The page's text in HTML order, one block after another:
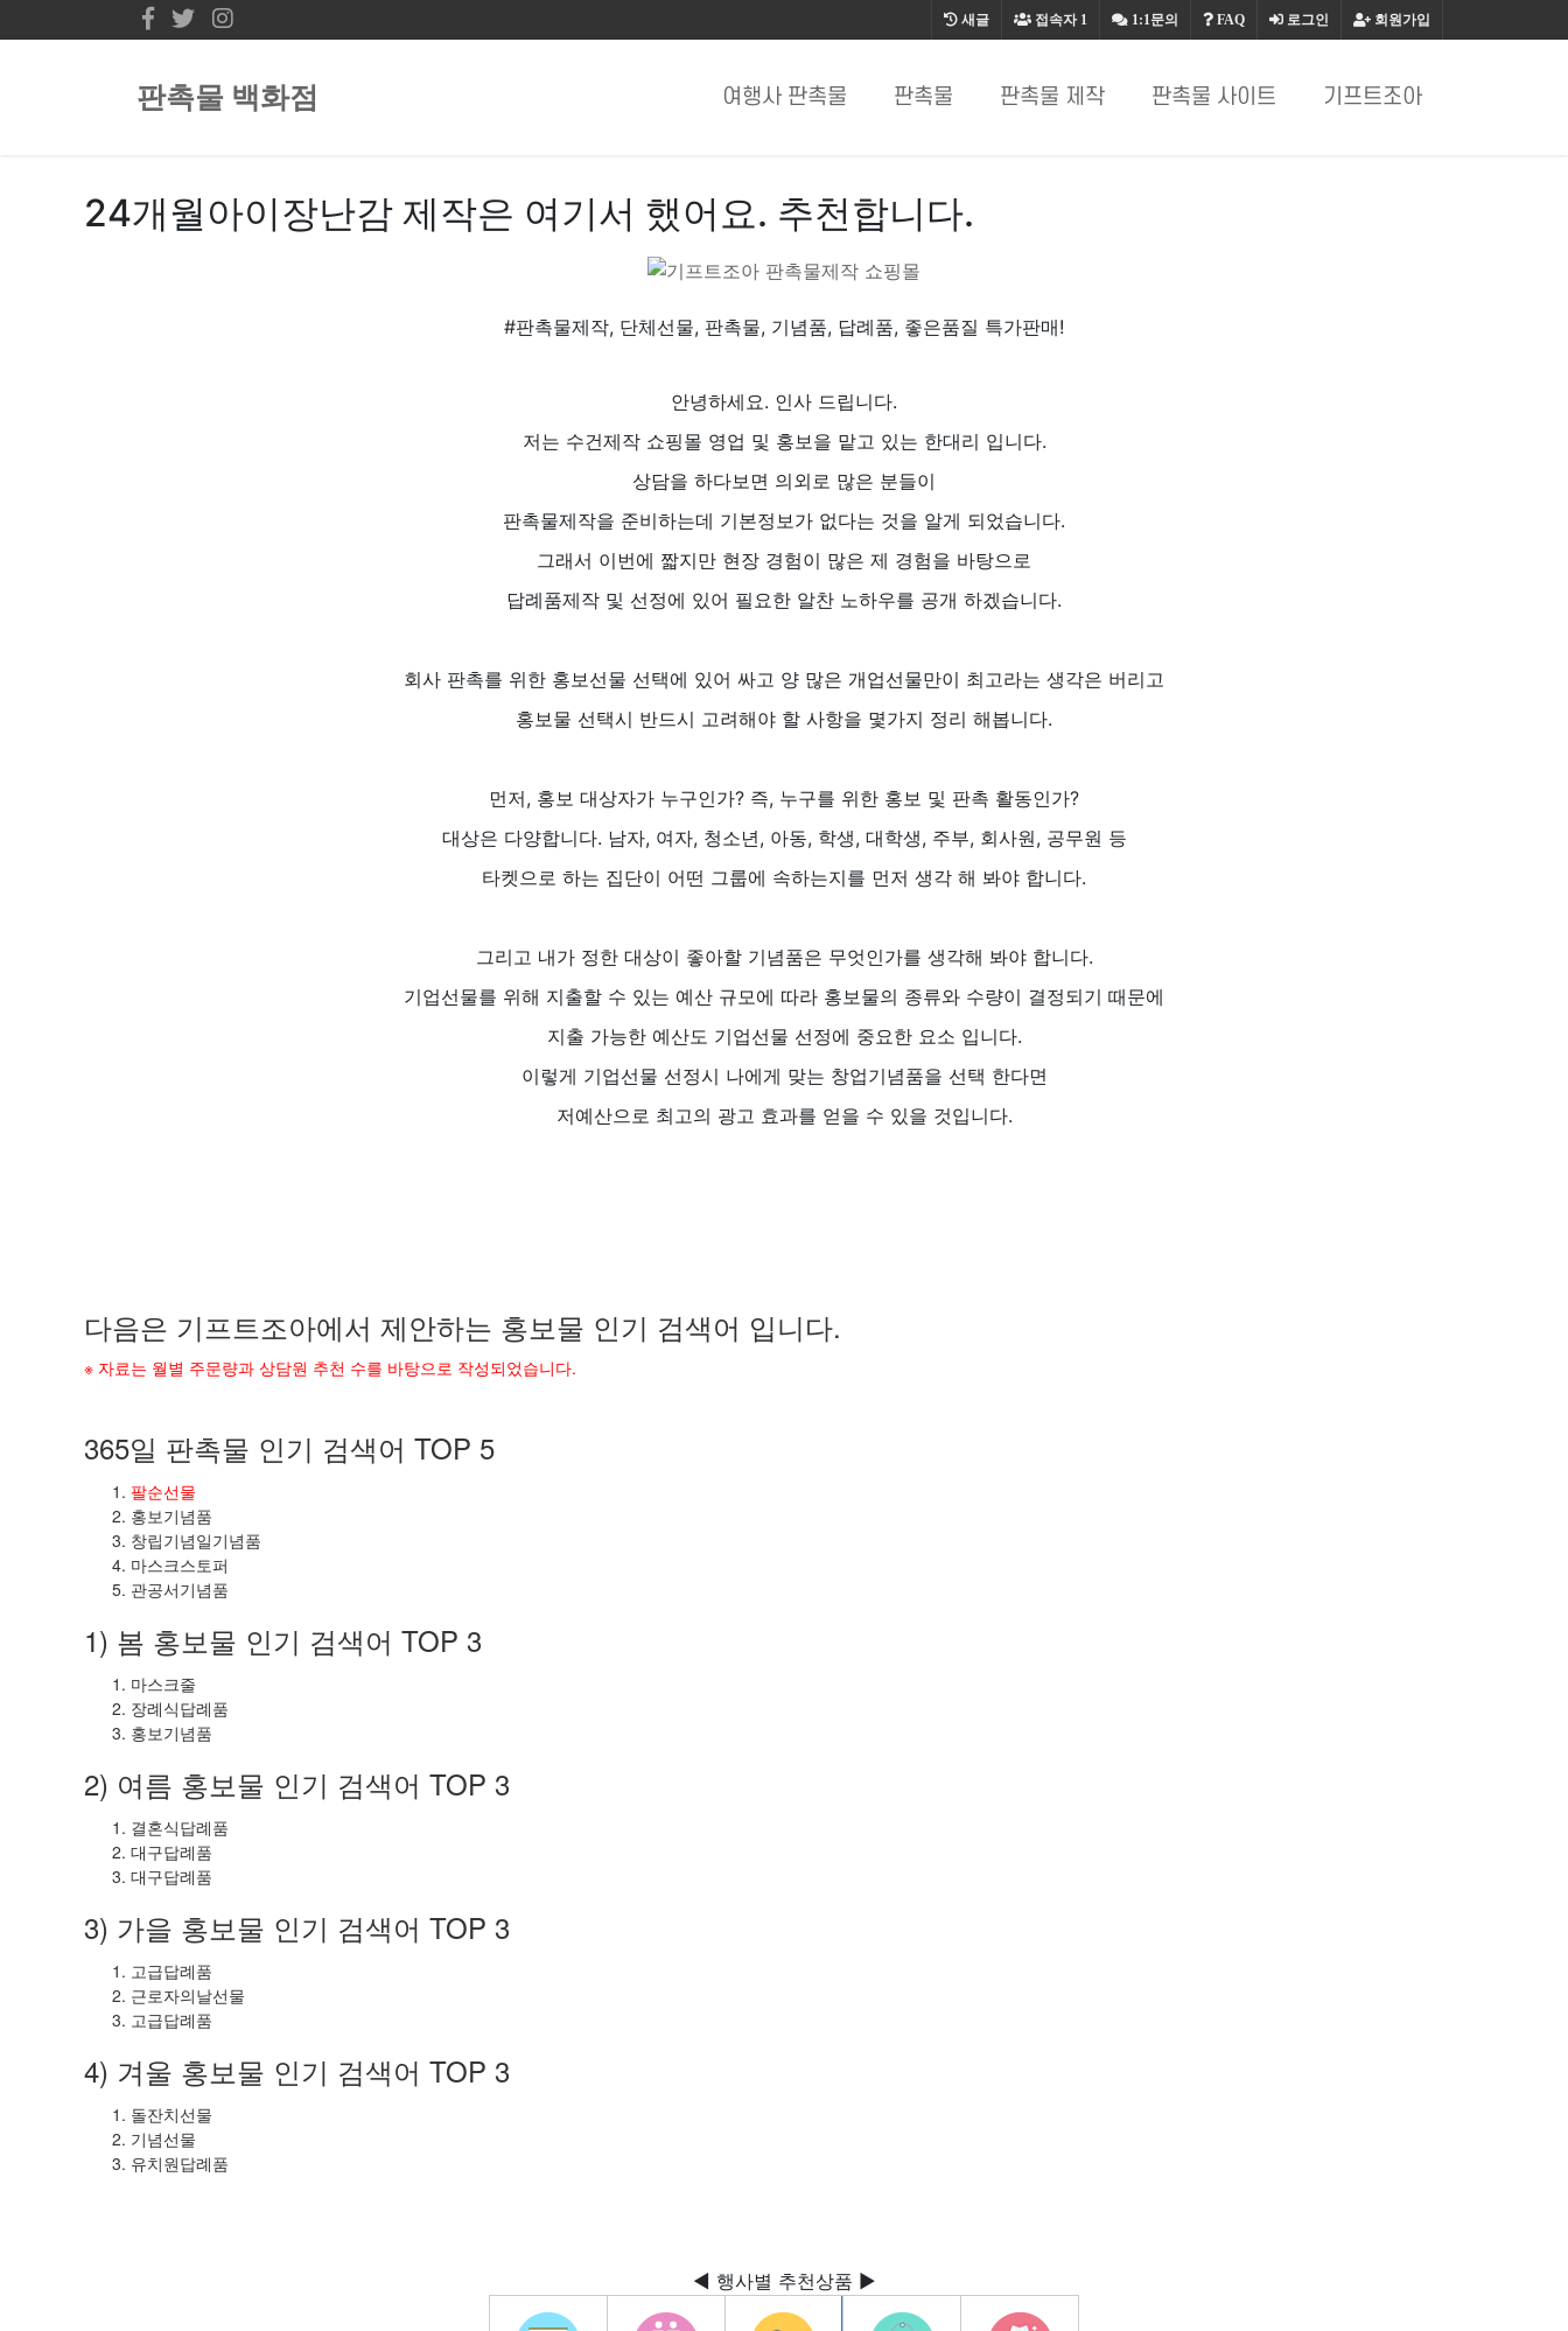
회원가입
로그인
FAQ
1:1문의
접속자1
새글
판촉물 백화점 여행사 판촉물 판촉물 판촉물 제작 판촉물 사이트 기프트조아
24개월아이장난감 제작은 여기서 했어요. 추천합니다.
#판촉물제작, 단체선물, 판촉물, 기념품, 답례품, 좋은품질 특가판매!
안녕하세요. 인사 드립니다.
저는 수건제작 쇼핑몰 영업 및 홍보을 맡고 있는 한대리 입니다.
상담을 하다보면 의외로 많은 분들이
판촉물제작을 준비하는데 기본정보가 없다는 것을 알게 되었습니다.
그래서 이번에 짧지만 현장 경험이 많은 제 경험을 바탕으로
답례품제작 및 선정에 있어 필요한 알찬 노하우를 공개 하겠습니다.
회사 판촉를 위한 홍보선물 선택에 있어 싸고 양 많은 개업선물만이 최고라는 생각은 버리고
홍보물 선택시 반드시 고려해야 할 사항을 몇가지 정리 해봅니다.
먼저, 홍보 대상자가 누구인가? 즉, 누구를 위한 홍보 및 판촉 활동인가?
대상은 다양합니다. 남자, 여자, 청소년, 아동, 학생, 대학생, 주부, 회사원, 공무원 등
타켓으로 하는 집단이 어떤 그룹에 속하는지를 먼저 생각 해 봐야 합니다.
그리고 내가 정한 대상이 좋아할 기념품은 무엇인가를 생각해 봐야 합니다.
기업선물를 위해 지출할 수 있는 예산 규모에 따라 홍보물의 종류와 수량이 결정되기 때문에
지출 가능한 예산도 기업선물 선정에 중요한 요소 입니다.
이렇게 기업선물 선정시 나에게 맞는 창업기념품을 선택 한다면
저예산으로 최고의 광고 효과를 얻을 수 있을 것입니다.
다음은 기프트조아에서 제안하는 홍보물 인기 검색어 입니다.
※ 자료는 월별 주문량과 상담원 추천 수를 바탕으로 작성되었습니다.
365일 판촉물 인기 검색어 TOP 5
팔순선물
홍보기념품
창립기념일기념품
마스크스토퍼
관공서기념품
1) 봄 홍보물 인기 검색어 TOP 3
마스크줄
장례식답례품
홍보기념품
2) 여름 홍보물 인기 검색어 TOP 3
결혼식답례품
대구답례품
대구답례품
3) 가을 홍보물 인기 검색어 TOP 3
고급답례품
근로자의날선물
고급답례품
4) 겨울 홍보물 인기 검색어 TOP 3
돌잔치선물
기념선물
유치원답례품
◀ 행사별 추천상품 ▶